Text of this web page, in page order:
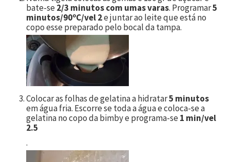
bate-se2/3 minutos com umas varas. Programar5
minutos/90ºC/vel 2e juntar ao leite que está no
copo esse preparado pelo bocal da tampa.
Colocar as folhas de gelatina a hidratar5 minutos
em água fria. Escorre se toda a água e coloca-se a
gelatina no copo da bimby e programa-se1 min/vel
2.5
.